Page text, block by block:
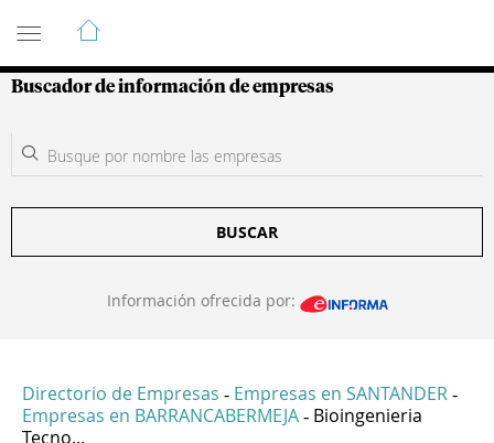
Guía de Empresas Colombianas
Buscador de información de empresas
BUSCAR
Información ofrecida por:
Directorio de Empresas - Empresas en SANTANDER -
Empresas en BARRANCABERMEJA - Bioingenieria
Tecno...